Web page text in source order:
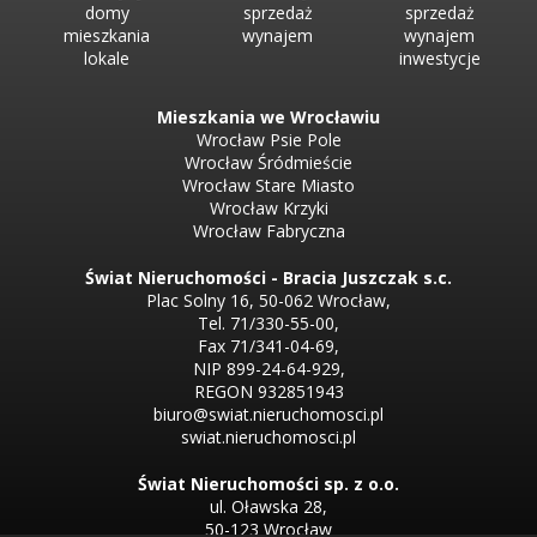
domy
mieszkania
lokale
sprzedaż
wynajem
sprzedaż
wynajem
inwestycje
Mieszkania we Wrocławiu
Wrocław Psie Pole
Wrocław Śródmieście
Wrocław Stare Miasto
Wrocław Krzyki
Wrocław Fabryczna
Świat Nieruchomości - Bracia Juszczak s.c.
Plac Solny 16, 50-062 Wrocław,
Tel. 71/330-55-00,
Fax 71/341-04-69,
NIP 899-24-64-929,
REGON 932851943
biuro@swiat.nieruchomosci.pl
swiat.nieruchomosci.pl
Świat Nieruchomości sp. z o.o.
ul. Oławska 28,
50-123 Wrocław